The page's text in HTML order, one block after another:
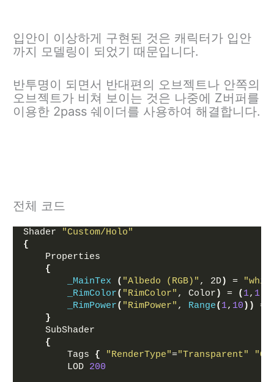
입안이 이상하게 구현된 것은 캐릭터가 입안
까지 모델링이 되었기 때문입니다.
반투명이 되면서 반대편의 오브젝트나 안쪽의
오브젝트가 비쳐 보이는 것은 나중에 Z버퍼를
이용한 2pass 쉐이더를 사용하여 해결합니다.
전체 코드
Shader
"Custom/Holo"
{
    Properties
{
_MainTex
( "Albedo (RGB)" , 2D) =
_RimColor( "RimColor" , Color ) = ( 1, 1
_RimPower( "RimPower" , Range( 1, 10 )) =
}
    SubShader
{
        Tags
{ "RenderType"="Transparent"
        LOD
200